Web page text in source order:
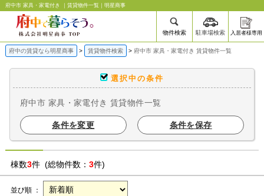
府中市 家具・家電付き ｜賃貸物件一覧｜明星商事
物件検索 駐車場検索 入居者様専用
府中の賃貸なら明星商事 賃貸物件検索 府中市 家具・家電付き 賃貸物件一覧
選択中の条件
府中市 家具・家電付き 賃貸物件一覧
条件を変更 条件を保存
棟数3件 (総物件数： 3件)
並び順 ：